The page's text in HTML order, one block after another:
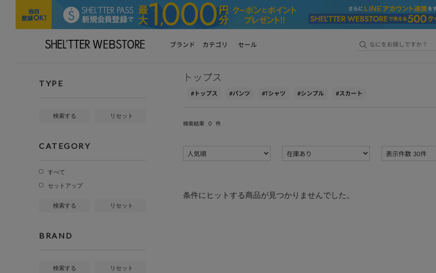
ブランド カテゴリ セール
TYPE
検索する リセット
CATEGORY
すべて
セットアップ
検索する リセット
BRAND
検索する リセット
トップス
#トップス #パンツ #Tシャツ #シンプル #スカート
検索結果 0 件
条件にヒットする商品が見つかりませんでした。